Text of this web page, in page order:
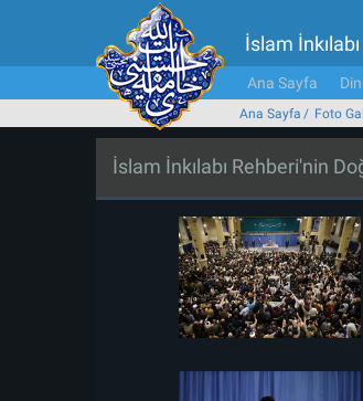
İslam
Ana Sayfa
Ana Sayfa Foto
İslam İnkılabı Rehberi'nin